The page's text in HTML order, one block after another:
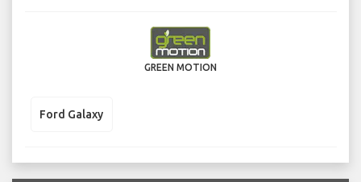
GREEN MOTION
Ford Galaxy